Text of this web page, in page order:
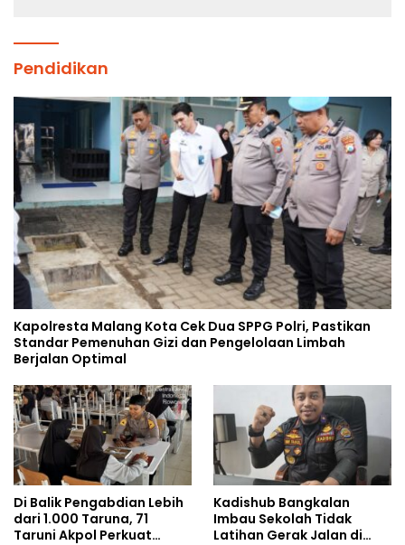
Pendidikan
Kapolresta Malang Kota Cek Dua SPPG Polri, Pastikan
Standar Pemenuhan Gizi dan Pengelolaan Limbah
Berjalan Optimal
Di Balik Pengabdian Lebih
dari 1.000 Taruna, 71
Taruni Akpol Perkuat
Kadishub Bangkalan
Imbau Sekolah Tidak
Latihan Gerak Jalan di